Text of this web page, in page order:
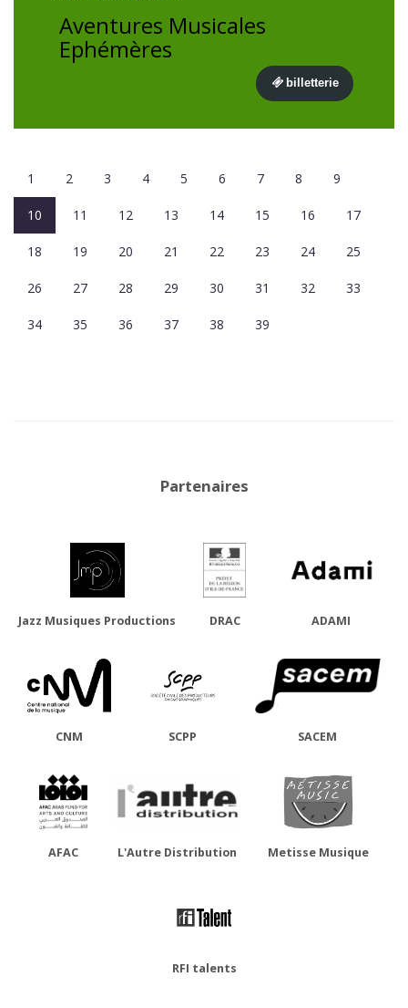
Aventures Musicales
Ephémères
billetterie
1 2 3 4 5 6 7 8 9
10 11 12 13 14 15 16 17
18 19 20 21 22 23 24 25
26 27 28 29 30 31 32 33
34 35 36 37 38 39
Partenaires
Jazz Musiques Productions DRAC ADAMI
CNM SCPP SACEM
AFAC L'Autre Distribution Metisse Musique
RFI talents